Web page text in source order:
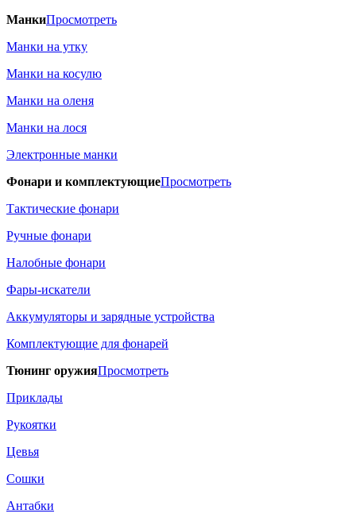
МанкиПросмотреть
Манки на утку
Манки на косулю
Манки на оленя
Манки на лося
Электронные манки
Фонари и комплектующиеПросмотреть
Тактические фонари
Ручные фонари
Налобные фонари
Фары-искатели
Аккумуляторы и зарядные устройства
Комплектующие для фонарей
Тюнинг оружияПросмотреть
Приклады
Рукоятки
Цевья
Сошки
Антабки